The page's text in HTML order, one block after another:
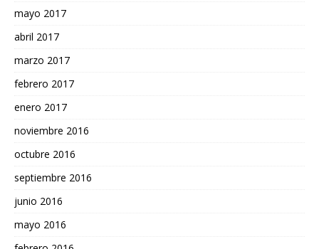
mayo 2017
abril 2017
marzo 2017
febrero 2017
enero 2017
noviembre 2016
octubre 2016
septiembre 2016
junio 2016
mayo 2016